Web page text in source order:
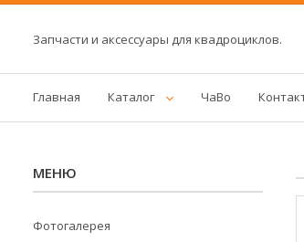
Запчасти и аксессуары для квадроциклов.
Главная Каталог ЧаВо
Фотогалерея